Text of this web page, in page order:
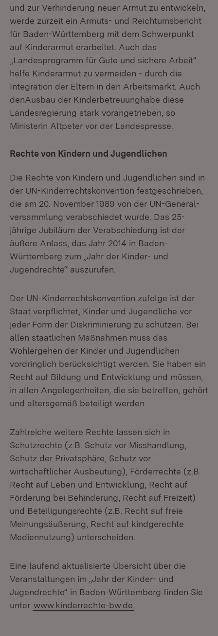
und zur Verhinderung neuer Armut zu entwickeln,
werde zurzeit ein Armuts- und Reichtumsbericht
für Baden-Württemberg mit dem Schwerpunkt
auf Kinderarmut erarbeitet. Auch das
„Landesprogramm für Gute und sichere Arbeit“
helfe Kinderarmut zu vermeiden - durch die
Integration der Eltern in den Arbeitsmarkt. Auch
denAusbau der Kinderbetreuunghabe diese
Landesregierung stark vorangetrieben, so
Ministerin Altpeter vor der Landespresse.
Rechte von Kindern und Jugendlichen
Die Rechte von Kindern und Jugendlichen sind in
der UN-Kinderrechtskon­vention festgeschrieben,
die am 20. November 1989 von der UN-General­
versammlung verabschiedet wurde. Das 25-
jährige Jubiläum der Verabschiedung ist der
äußere Anlass, das Jahr 2014 in Baden-
Württemberg zum „Jahr der Kinder- und
Jugendrechte“ auszurufen.
Der UN-Kinderrechtskonvention zufolge ist der
Staat verpflichtet, Kinder und Jugendliche vor
jeder Form der Diskriminierung zu schützen. Bei
allen staatlichen Maßnahmen muss das
Wohlergehen der Kinder und Jugendlichen
vordringlich berücksichtigt werden. Sie haben ein
Recht auf Bildung und Entwicklung und müssen,
in allen Angelegenheiten, die sie betreffen, gehört
und altersgemäß beteiligt werden.
Zahlreiche weitere Rechte lassen sich in
Schutzrechte (z.B. Schutz vor Misshandlung,
Schutz der Privatsphäre, Schutz vor
wirtschaftlicher Ausbeutung), Förderrechte (z.B.
Recht auf Leben und Entwicklung, Recht auf
Förderung bei Behinderung, Recht auf Freizeit)
und Beteiligungsrechte (z.B. Recht auf freie
Meinungsäußerung, Recht auf kindgerechte
Mediennutzung) unterscheiden.
Eine laufend aktualisierte Übersicht über die
Veranstaltungen im „Jahr der Kinder- und
Jugendrechte“ in Baden-Württemberg finden Sie
unter www.kinderrechte-bw.de